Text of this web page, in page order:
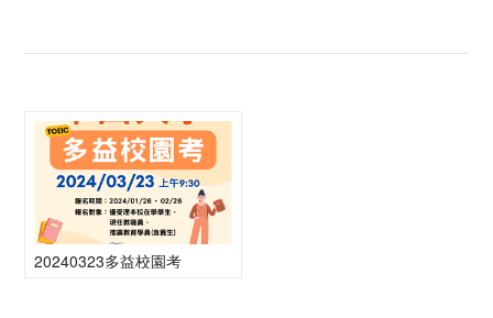
20240323多益校園考